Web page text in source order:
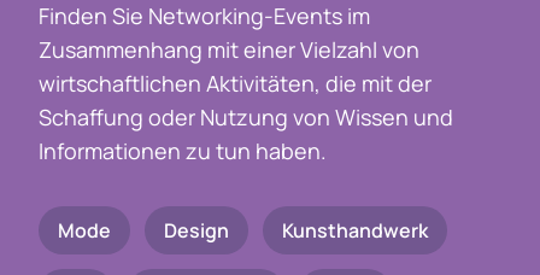
Finden Sie Networking-Events im
Zusammenhang mit einer Vielzahl von
wirtschaftlichen Aktivitäten, die mit der
Schaffung oder Nutzung von Wissen und
Informationen zu tun haben.
Mode Design Kunsthandwerk